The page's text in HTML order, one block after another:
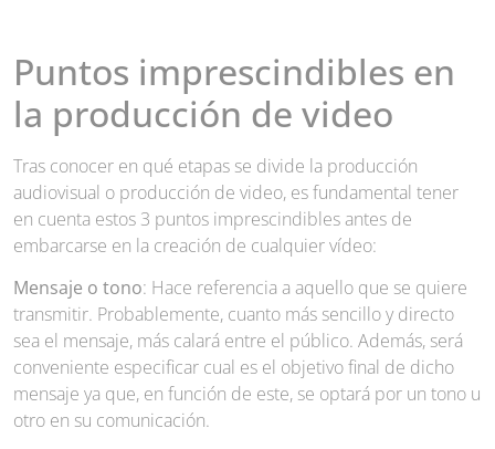
Puntos imprescindibles en
la producción de video
Tras conocer en qué etapas se divide la producción
audiovisual o producción de video, es fundamental tener
en cuenta estos 3 puntos imprescindibles antes de
embarcarse en la creación de cualquier vídeo:
Mensaje o tono: Hace referencia a aquello que se quiere
transmitir. Probablemente, cuanto más sencillo y directo
sea el mensaje, más calará entre el público. Además, será
conveniente especificar cual es el objetivo final de dicho
mensaje ya que, en función de este, se optará por un tono u
otro en su comunicación.